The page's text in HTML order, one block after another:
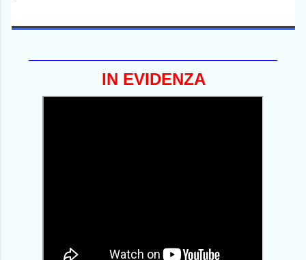
-------------------------------------------------------------------------------------------
IN EVIDENZA